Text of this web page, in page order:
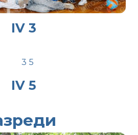
IV 3
IV 5